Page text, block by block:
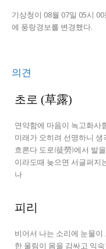
기상청이 08월 07일 05시
에 풍랑경보를 변경했다.
의견
초로 (草露)
연약함에 마음이 녹고화사함에 끌리며 비상을
미래가 오히려 선명하니 생각은 잊히고 감정만 남아걸핏하면 눈물이
흐른다 도로(徒勞)에서 발을 빼고잔양(殘陽) 속에 생각하니 아픈 결핍
이라도때 늦으면 서글퍼지는 법 기쁨은 사라지고번거로움
나
피리
비어서 나는 소리에 눈물이 고인다 눈을 감으면 찰나의 애절함과 쓸쓸
한 울림